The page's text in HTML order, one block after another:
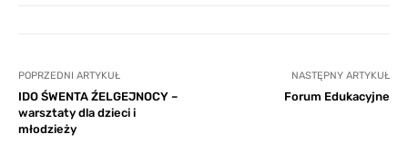
POPRZEDNI ARTYKUŁ
IDO ŚWENTA ŹELGEJNOCY –
warsztaty dla dzieci i
młodzieży
NASTĘPNY ARTYKUŁ
Forum Edukacyjne